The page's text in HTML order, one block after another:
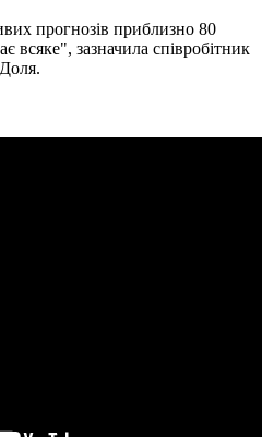
прогнозів приблизно 80
всяке", зазначила співробітник